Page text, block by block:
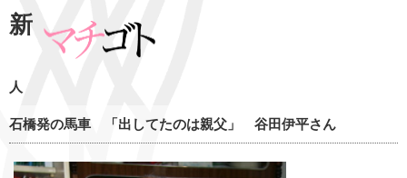
新
人
石橋発の馬車 「出してたのは親父」 谷田伊平さん